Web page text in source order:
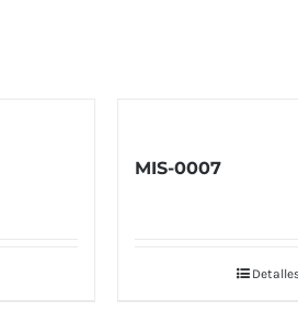
MIS-0007